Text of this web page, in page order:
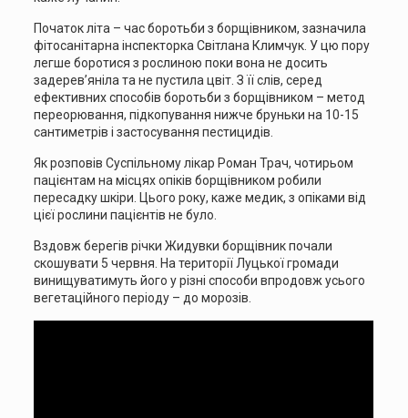
Початок літа – час боротьби з борщівником, зазначила
фітосанітарна інспекторка Світлана Климчук. У цю пору
легше боротися з рослиною поки вона не досить
задерев’яніла та не пустила цвіт. З її слів, серед
ефективних способів боротьби з борщівником – метод
переорювання, підкопування нижче бруньки на 10-15
сантиметрів і застосування пестицидів.
Як розповів Суспільному лікар Роман Трач, чотирьом
пацієнтам на місцях опіків борщівником робили
пересадку шкіри. Цього року, каже медик, з опіками від
цієї рослини пацієнтів не було.
Вздовж берегів річки Жидувки борщівник почали
скошувати 5 червня. На території Луцької громади
винищуватимуть його у різні способи впродовж усього
вегетаційного періоду – до морозів.